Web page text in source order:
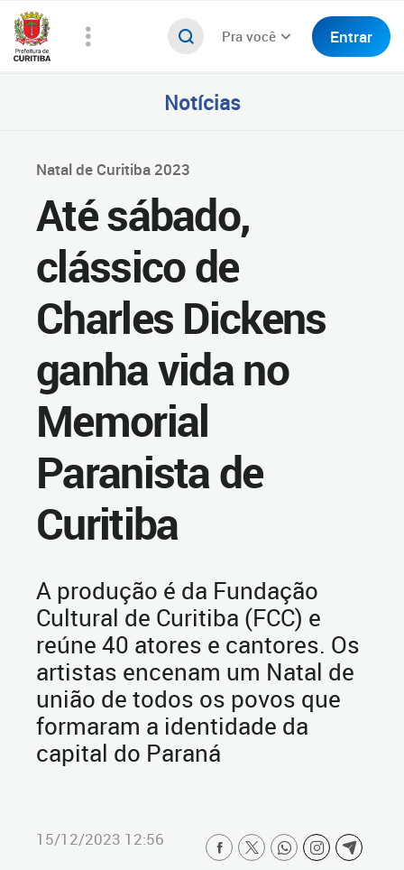
Pra você Entrar
Notícias
Natal de Curitiba 2023
Até sábado,
clássico de
Charles Dickens
ganha vida no
Memorial
Paranista de
Curitiba
A produção é da Fundação
Cultural de Curitiba (FCC) e
reúne 40 atores e cantores. Os
artistas encenam um Natal de
união de todos os povos que
formaram a identidade da
capital do Paraná
15/12/2023 12:56